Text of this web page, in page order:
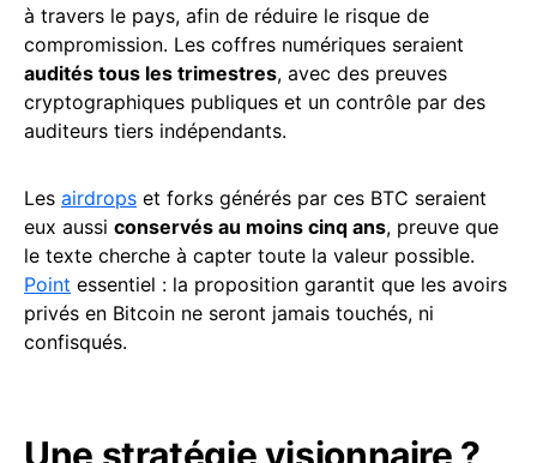
à travers le pays, afin de réduire le risque de
compromission. Les coffres numériques seraient
audités tous les trimestres, avec des preuves
cryptographiques publiques et un contrôle par des
auditeurs tiers indépendants.
Les airdrops et forks générés par ces BTC seraient
eux aussi conservés au moins cinq ans, preuve que
le texte cherche à capter toute la valeur possible.
Point essentiel : la proposition garantit que les avoirs
privés en Bitcoin ne seront jamais touchés, ni
confisqués.
Une stratégie visionnaire ?